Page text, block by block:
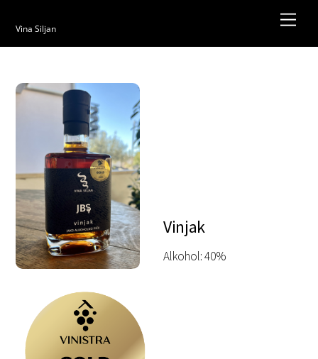
content
Vina Siljan
Vinjak
Alkohol: 40%